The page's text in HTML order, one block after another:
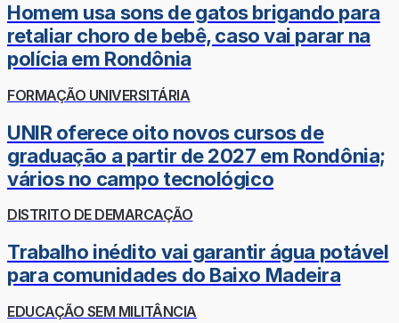
Homem usa sons de gatos brigando para
retaliar choro de bebê, caso vai parar na
polícia em Rondônia
FORMAÇÃO UNIVERSITÁRIA
UNIR oferece oito novos cursos de
graduação a partir de 2027 em Rondônia;
vários no campo tecnológico
DISTRITO DE DEMARCAÇÃO
Trabalho inédito vai garantir água potável
para comunidades do Baixo Madeira
EDUCAÇÃO SEM MILITÂNCIA